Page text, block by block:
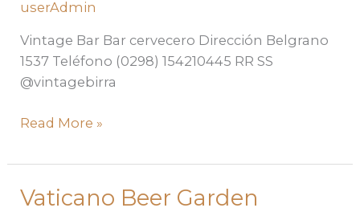
userAdmin
Vintage Bar Bar cervecero Dirección Belgrano
1537 Teléfono (0298) 154210445 RR SS
@vintagebirra
Read More »
Vaticano Beer Garden
Vaticano